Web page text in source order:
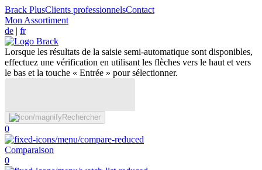
Brack PlusClients professionnelsContact
Mon Assortiment
de | fr
Lorsque les résultats de la saisie semi-automatique sont disponibles,
effectuez une vérification en utilisant les flèches vers le haut et vers
le bas et la touche « Entrée » pour sélectionner.
Rechercher
0
Comparaison
0